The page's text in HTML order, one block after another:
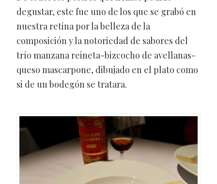
degustar, este fue uno de los que se grabó en
nuestra retina por la belleza de la
composición y la notoriedad de sabores del
trío manzana reineta-bizcocho de avellanas-
queso mascarpone, dibujado en el plato como
si de un bodegón se tratara.